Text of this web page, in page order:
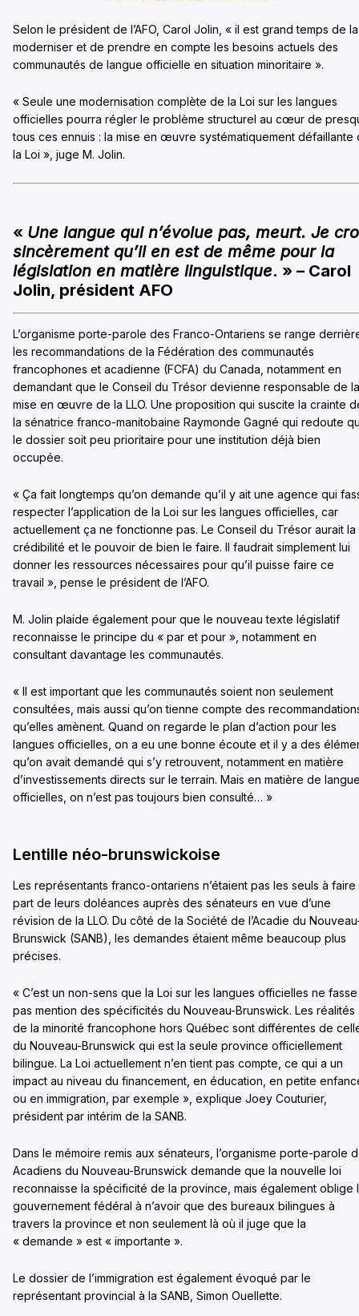
Selon le président de l’AFO, Carol Jolin, « il est grand temps de la
moderniser et de prendre en compte les besoins actuels des
communautés de langue officielle en situation minoritaire ».
« Seule une modernisation complète de la Loi sur les langues
officielles pourra régler le problème structurel au cœur de
tous ces ennuis : la mise en œuvre systématiquement défaillante
la Loi », juge M. Jolin.
« Une langue qui n’évolue pas, meurt. Je
sincèrement qu’il en est de même pour la
législation en matière linguistique. » – Carol
Jolin, président AFO
L’organisme porte-parole des Franco-Ontariens se range
les recommandations de la Fédération des communautés
francophones et acadienne (FCFA) du Canada, notamment en
demandant que le Conseil du Trésor devienne responsable de la
mise en œuvre de la LLO. Une proposition qui suscite la crainte
la sénatrice franco-manitobaine Raymonde Gagné qui redoute
le dossier soit peu prioritaire pour une institution déjà bien
occupée.
« Ça fait longtemps qu’on demande qu’il y ait une agence qui
respecter l’application de la Loi sur les langues officielles, car
actuellement ça ne fonctionne pas. Le Conseil du Trésor aurait la
crédibilité et le pouvoir de bien le faire. Il faudrait simplement lui
donner les ressources nécessaires pour qu’il puisse faire ce
travail », pense le président de l’AFO.
M. Jolin plaide également pour que le nouveau texte législatif
reconnaisse le principe du « par et pour », notamment en
consultant davantage les communautés.
« Il est important que les communautés soient non seulement
consultées, mais aussi qu’on tienne compte des
qu’elles amènent. Quand on regarde le plan d’action pour les
langues officielles, on a eu une bonne écoute et il y a des
qu’on avait demandé qui s’y retrouvent, notamment en matière
d’investissements directs sur le terrain. Mais en matière de
officielles, on n’est pas toujours bien consulté… »
Lentille néo-brunswickoise
Les représentants franco-ontariens n’étaient pas les seuls à faire
part de leurs doléances auprès des sénateurs en vue d’une
révision de la LLO. Du côté de la Société de l’Acadie du
Brunswick (SANB), les demandes étaient même beaucoup plus
précises.
« C’est un non-sens que la Loi sur les langues officielles ne fasse
pas mention des spécificités du Nouveau-Brunswick. Les réalités
de la minorité francophone hors Québec sont différentes de
du Nouveau-Brunswick qui est la seule province officiellement
bilingue. La Loi actuellement n’en tient pas compte, ce qui a un
impact au niveau du financement, en éducation, en petite
ou en immigration, par exemple », explique Joey Couturier,
président par intérim de la SANB.
Dans le mémoire remis aux sénateurs, l’organisme porte-parole
Acadiens du Nouveau-Brunswick demande que la nouvelle loi
reconnaisse la spécificité de la province, mais également oblige
gouvernement fédéral à n’avoir que des bureaux bilingues à
travers la province et non seulement là où il juge que la
« demande » est « importante ».
Le dossier de l’immigration est également évoqué par le
représentant provincial à la SANB, Simon Ouellette.